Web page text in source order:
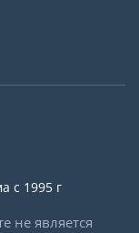
с 1995 г
не является